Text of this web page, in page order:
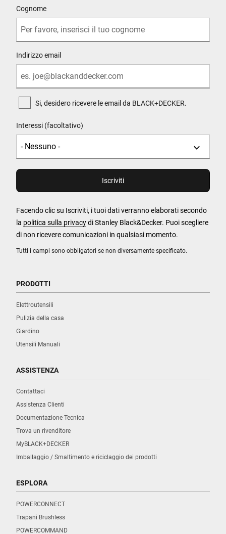
Tutti i campi sono obbligatori se non diversamente specificato.
Cognome
Indirizzo email
Si, desidero ricevere le email da BLACK+DECKER.
Interessi (facoltativo)
Facendo clic su Iscriviti, i tuoi dati verranno elaborati secondo
la politica sulla privacydi Stanley Black&Decker. Puoi scegliere
di non ricevere comunicazioni in qualsiasi momento.
PRODOTTI
Elettroutensili
Pulizia della casa
Giardino
Utensili Manuali
ASSISTENZA
Contattaci
Assistenza Clienti
Documentazione Tecnica
Trova un rivenditore
MyBLACK+DECKER
Imballaggio / Smaltimento e riciclaggio dei prodotti
ESPLORA
POWERCONNECT
Trapani Brushless
POWERCOMMAND